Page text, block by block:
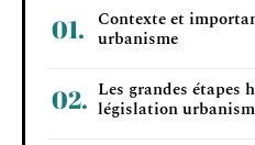
Contexte et
urbanisme
Les grandes étapes
législation